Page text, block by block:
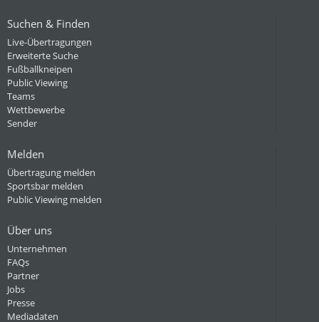
Suchen & Finden
Live-Übertragungen
Erweiterte Suche
Fußballkneipen
Public Viewing
Teams
Wettbewerbe
Sender
Melden
Übertragung melden
Sportsbar melden
Public Viewing melden
Über uns
Unternehmen
FAQs
Partner
Jobs
Presse
Mediadaten